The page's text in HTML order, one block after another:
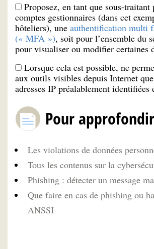
Proposez, en tant que sous-traitant
comptes gestionnaires (dans cet
hôteliers), une authentification multi
(« MFA »), soit pour l’ensemble du
pour visualiser ou modifier certaines
Lorsque cela est possible, ne
aux outils visibles depuis Internet
adresses IP préalablement identifiées
Pour approfondir
Les violations de données
Tous les contenus sur la
Phishing : détecter un message
Que faire en cas de phishing ou
ANSSI